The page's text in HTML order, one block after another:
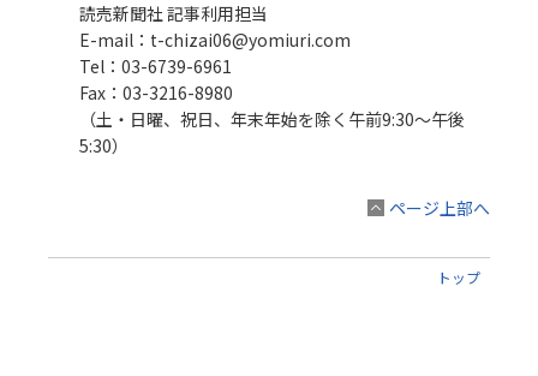
読売新聞社 記事利用担当
E-mail：t-chizai06@yomiuri.com
Tel：03-6739-6961
Fax：03-3216-8980
（土・日曜、祝日、年末年始を除く午前9:30〜午後
5:30）
ページ上部へ
トップ